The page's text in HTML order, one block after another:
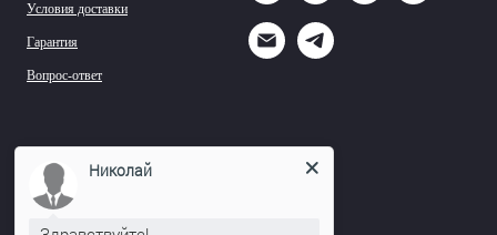
Условия доставки
Гарантия
Вопрос-ответ